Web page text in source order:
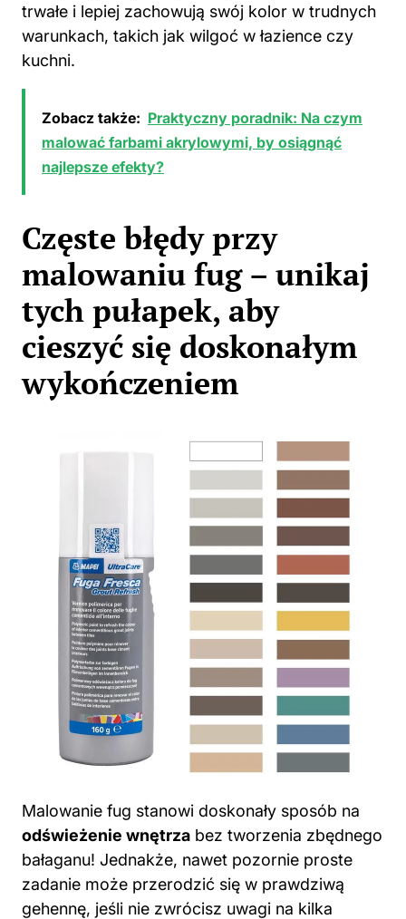
trwałe i lepiej zachowują swój kolor w trudnych
warunkach, takich jak wilgoć w łazience czy
kuchni.
Zobacz także: Praktyczny poradnik: Na czym
malować farbami akrylowymi, by osiągnąć
najlepsze efekty?
Częste błędy przy
malowaniu fug – unikaj
tych pułapek, aby
cieszyć się doskonałym
wykończeniem
Malowanie fug stanowi doskonały sposób na
odświeżenie wnętrza bez tworzenia zbędnego
bałaganu! Jednakże, nawet pozornie proste
zadanie może przerodzić się w prawdziwą
gehennę, jeśli nie zwrócisz uwagi na kilka